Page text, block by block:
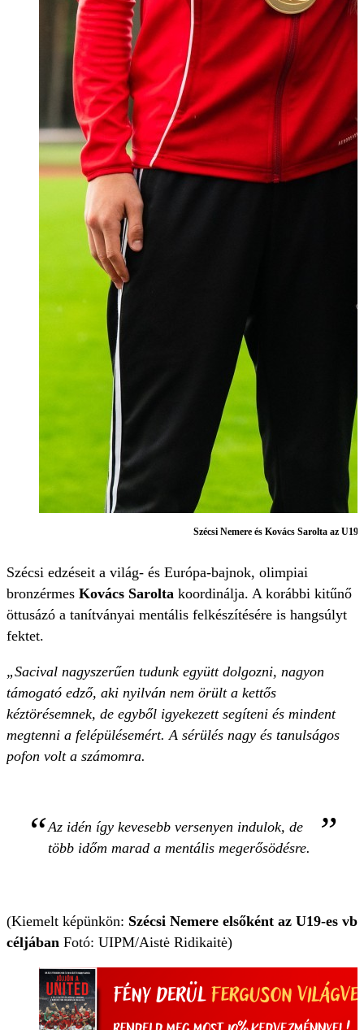
Szécsi Nemere és Kovács Sarolta az
Szécsi edzéseit a világ- és Európa-bajnok, olimpiai
bronzérmes Kovács Sarolta koordinálja. A korábbi kitűnő
öttusázó a tanítványai mentális felkészítésére is hangsúlyt
fektet.
„Sacival nagyszerűen tudunk együtt dolgozni, nagyon
támogató edző, aki nyilván nem örült a kettős
kéztörésemnek, de egyből igyekezett segíteni és mindent
megtenni a felépülésemért. A sérülés nagy és tanulságos
pofon volt a számomra.
Az idén így kevesebb versenyen indulok, de
több időm marad a mentális megerősödésre.
(Kiemelt képünkön: Szécsi Nemere elsőként az U19-es vb
céljában Fotó: UIPM/Aistė Ridikaitė)